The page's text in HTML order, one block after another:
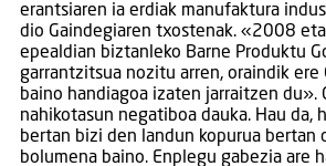
erantsiaren ia erdiak manufaktura
dio Gaindegiaren txostenak. «2008
epealdian biztanleko Barne Produktu
garrantzitsua nozitu arren, oraindik ere
baino handiagoa izaten jarraitzen du».
nahikotasun negatiboa dauka. Hau da,
bertan bizi den landun kopurua bertan
bolumena baino. Enplegu gabezia are